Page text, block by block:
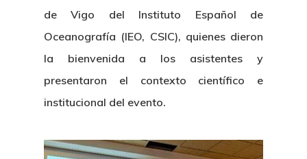
de Vigo del Instituto Español de
Oceanografía (IEO, CSIC), quienes dieron
la bienvenida a los asistentes y
presentaron el contexto científico e
institucional del evento.